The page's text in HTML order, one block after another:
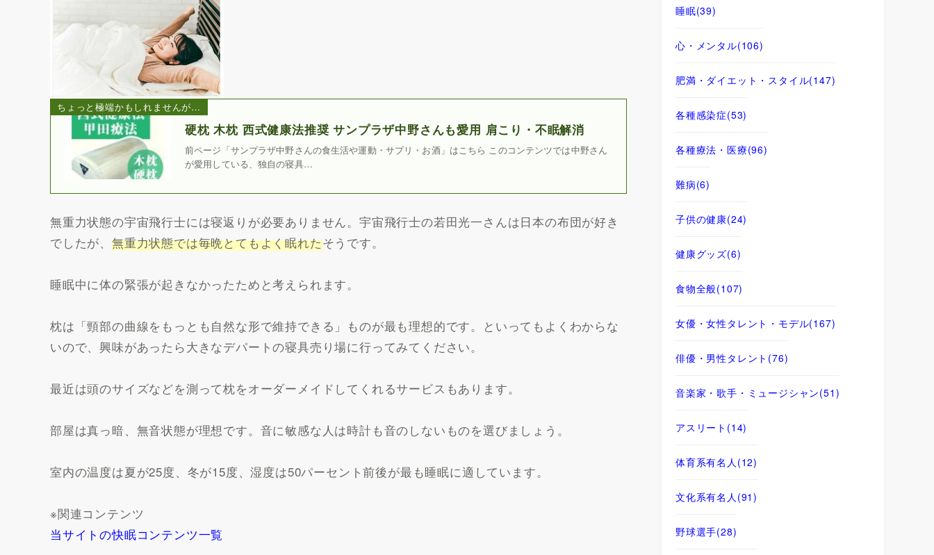
ちょっと極端かもしれませんが…
硬枕 木枕 西式健康法推奨 サンプラザ中野さんも愛用 肩こり・不眠解消
前ページ「サンプラザ中野さんの食生活や運動・サプリ・お酒」はこちら このコンテンツでは中野さん
が愛用している、独自の寝具…
無重力状態の宇宙飛行士には寝返りが必要ありません。宇宙飛行士の若田光一さんは日本の布団が好き
でしたが、 無重力状態では毎晩とてもよく眠れたそうです。
睡眠中に体の緊張が起きなかったためと考えられます。
枕は「頸部の曲線をもっとも自然な形で維持できる」ものが最も理想的です。といってもよくわからな
いので、興味があったら大きなデパートの寝具売り場に行ってみてください。
最近は頭のサイズなどを測って枕をオーダーメイドしてくれるサービスもあります。
部屋は真っ暗、無音状態が理想です。音に敏感な人は時計も音のしないものを選びましょう。
室内の温度は夏が25度、冬が15度、湿度は50パーセント前後が最も睡眠に適しています。
※関連コンテンツ
当サイトの快眠コンテンツ一覧
睡眠(39)
心・メンタル(106)
肥満・ダイエット・スタイル(147)
各種感染症(53)
各種療法・医療(96)
難病(6)
子供の健康(24)
健康グッズ(6)
食物全般(107)
女優・女性タレント・モデル(167)
俳優・男性タレント (76)
音楽家・歌手・ミュージシャン(51)
アスリート (14)
体育系有名人 (12)
文化系有名人 (91)
野球選手(28)